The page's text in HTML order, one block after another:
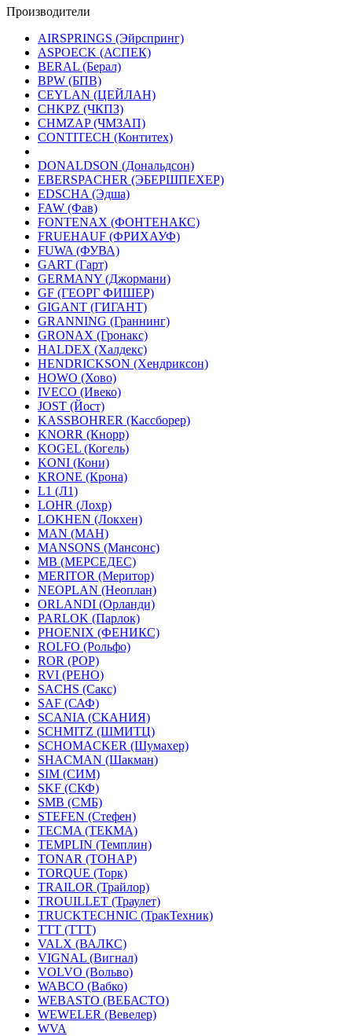
Производители
AIRSPRINGS (Эйрспринг)
ASPOECK (АСПЕК)
BERAL (Берал)
BPW (БПВ)
CEYLAN (ЦЕЙЛАН)
CHKPZ (ЧКПЗ)
CHMZAP (ЧМЗАП)
CONTITECH (Контитех)
DONALDSON (Дональдсон)
EBERSPACHER (ЭБЕРШПЕХЕР)
EDSCHA (Эдша)
FAW (Фав)
FONTENAX (ФОНТЕНАКС)
FRUEHAUF (ФРИХАУФ)
FUWA (ФУВА)
GART (Гарт)
GERMANY (Джормани)
GF (ГЕОРГ ФИШЕР)
GIGANT (ГИГАНТ)
GRANNING (Граннинг)
GRONAX (Гронакс)
HALDEX (Халдекс)
HENDRICKSON (Хендриксон)
HOWO (Хово)
IVECO (Ивеко)
JOST (Йост)
KASSBOHRER (Касcборер)
KNORR (Кнорр)
KOGEL (Когель)
KONI (Кони)
KRONE (Крона)
L1 (Л1)
LOHR (Лохр)
LOKHEN (Локхен)
MAN (МАН)
MANSONS (Мансонс)
MB (МЕРСЕДЕС)
MERITOR (Меритор)
NEOPLAN (Неоплан)
ORLANDI (Орланди)
PARLOK (Парлок)
PHOENIX (ФЕНИКС)
ROLFO (Рольфо)
ROR (РОР)
RVI (РЕНО)
SACHS (Сакс)
SAF (САФ)
SCANIA (СКАНИЯ)
SCHMITZ (ШМИТЦ)
SCHOMACKER (Шумахер)
SHACMAN (Шакман)
SIM (СИМ)
SKF (СКФ)
SMB (СМБ)
STEFEN (Стефен)
TECMA (ТЕКМА)
TEMPLIN (Темплин)
TONAR (ТОНАР)
TORQUE (Торк)
TRAILOR (Трайлор)
TROUILLET (Траулет)
TRUCKTECHNIC (ТракТехник)
TTT (ТТТ)
VALX (ВАЛКС)
VIGNAL (Вигнал)
VOLVO (Вольво)
WABCO (Вабко)
WEBASTO (ВЕБАСТО)
WEWELER (Вевелер)
WVA